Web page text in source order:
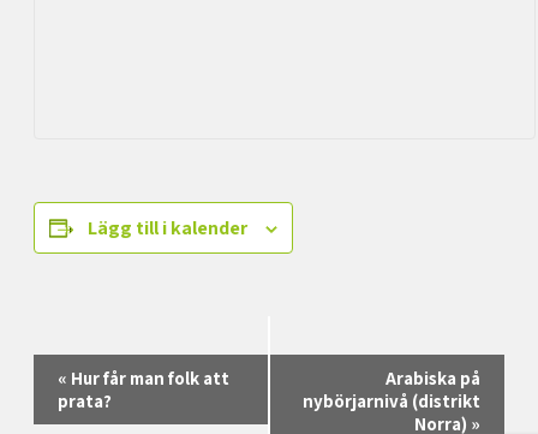
Lägg till i kalender
Evenemang-
navigering
« Hur får man folk att
prata?
Arabiska på
nybörjarnivå (distrikt
Norra) »